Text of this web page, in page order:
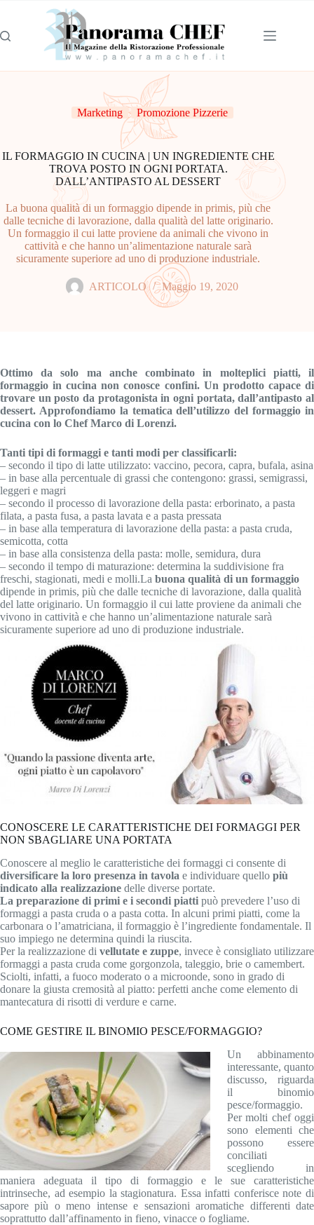
Marketing Promozione Pizzerie
IL FORMAGGIO IN CUCINA | UN INGREDIENTE CHE
TROVA POSTO IN OGNI PORTATA.
DALL’ANTIPASTO AL DESSERT
La buona qualità di un formaggio dipende in primis, più che
dalle tecniche di lavorazione, dalla qualità del latte originario.
Un formaggio il cui latte proviene da animali che vivono in
cattività e che hanno un’alimentazione naturale sarà
sicuramente superiore ad uno di produzione industriale.
ARTICOLO Maggio 19, 2020
Ottimo da solo ma anche combinato in molteplici piatti, il
formaggio in cucina non conosce confini. Un prodotto capace di
trovare un posto da protagonista in ogni portata, dall’antipasto al
dessert. Approfondiamo la tematica dell’utilizzo del formaggio in
cucina con lo Chef Marco di Lorenzi.
Tanti tipi di formaggi e tanti modi per classificarli:
– secondo il tipo di latte utilizzato: vaccino, pecora, capra, bufala, asina
– in base alla percentuale di grassi che contengono: grassi, semigrassi,
leggeri e magri
– secondo il processo di lavorazione della pasta: erborinato, a pasta
filata, a pasta fusa, a pasta lavata e a pasta pressata
– in base alla temperatura di lavorazione della pasta: a pasta cruda,
semicotta, cotta
– in base alla consistenza della pasta: molle, semidura, dura
– secondo il tempo di maturazione: determina la suddivisione fra
freschi, stagionati, medi e molli.La buona qualità di un formaggio
dipende in primis, più che dalle tecniche di lavorazione, dalla qualità
del latte originario. Un formaggio il cui latte proviene da animali che
vivono in cattività e che hanno un’alimentazione naturale sarà
sicuramente superiore ad uno di produzione industriale.
CONOSCERE LE CARATTERISTICHE DEI FORMAGGI PER
NON SBAGLIARE UNA PORTATA
Conoscere al meglio le caratteristiche dei formaggi ci consente di
diversificare la loro presenza in tavola e individuare quello più
indicato alla realizzazione delle diverse portate.
La preparazione di primi e i secondi piatti può prevedere l’uso di
formaggi a pasta cruda o a pasta cotta. In alcuni primi piatti, come la
carbonara o l’amatriciana, il formaggio è l’ingrediente fondamentale. Il
suo impiego ne determina quindi la riuscita.
Per la realizzazione di vellutate e zuppe, invece è consigliato utilizzare
formaggi a pasta cruda come gorgonzola, taleggio, brie o camembert.
Sciolti, infatti, a fuoco moderato o a microonde, sono in grado di
donare la giusta cremosità al piatto: perfetti anche come elemento di
mantecatura di risotti di verdure e carne.
COME GESTIRE IL BINOMIO PESCE/FORMAGGIO?
Un abbinamento
interessante, quanto
discusso, riguarda
il binomio
pesce/formaggio.
Per molti chef oggi
sono elementi che
possono essere
conciliati
scegliendo in
maniera adeguata il tipo di formaggio e le sue caratteristiche
intrinseche, ad esempio la stagionatura. Essa infatti conferisce note di
sapore più o meno intense e sensazioni aromatiche differenti date
soprattutto dall’affinamento in fieno, vinacce o fogliame.